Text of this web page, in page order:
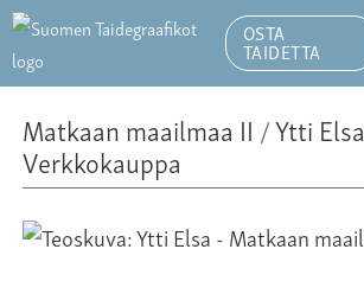
OSTA
TAIDETTA
Matkaan maailmaa II /Ytti Elsa
Verkkokauppa